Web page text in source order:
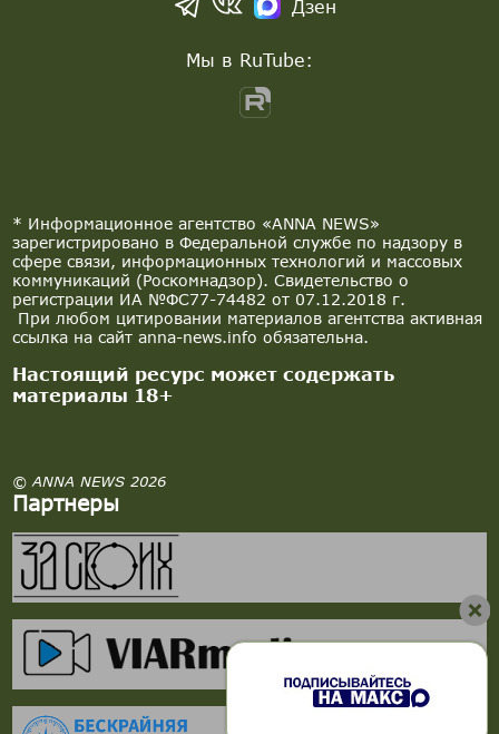
* Информационное агентство «ANNA NEWS»
зарегистрировано в Федеральной службе по надзору в
сфере связи, информационных технологий и массовых
коммуникаций (Роскомнадзор). Свидетельство о
регистрации ИА №ФС77-74482 от 07.12.2018 г.
При любом цитировании материалов агентства активная
ссылка на сайт anna-news.info обязательна.
Настоящий ресурс может содержать
материалы 18+
© ANNA NEWS 2026
Партнеры
Дзен
Мы в RuTube: